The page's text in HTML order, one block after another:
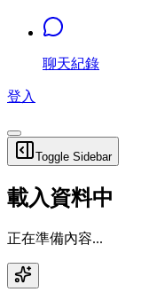
聊天紀錄
登入
Toggle Sidebar
載入資料中
正在準備內容...